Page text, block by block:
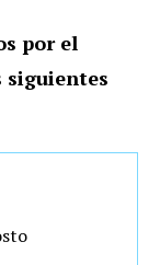
por el
siguientes